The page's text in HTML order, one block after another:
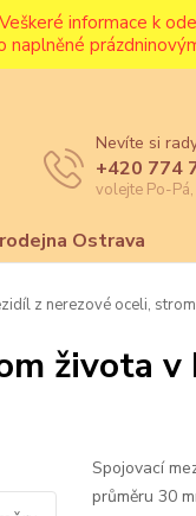
informace k
Ostrava
Nevíte si
+420 774
volejte Po-
z nerezové oceli,
života
Spojovací
průměru 30